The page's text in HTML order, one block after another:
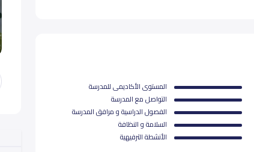
المستوى اﻷكاديمى للمدرسة
التواصل مع المدرسة
الفصول الدراسية و مرافق المدرسة
السلامة و النظافة
اﻷنشطة الترفيهية